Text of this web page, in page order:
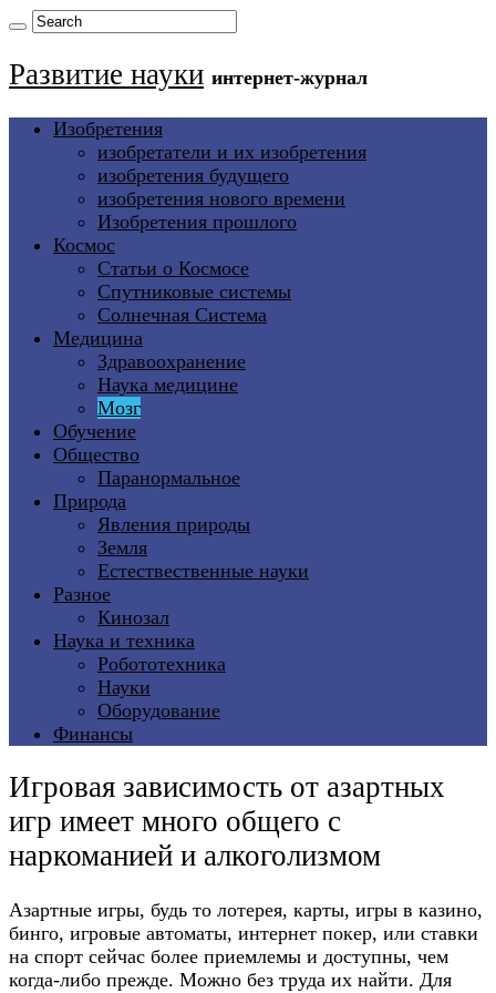
Развитие науки интернет-журнал
Изобретения
изобретатели и их изобретения
изобретения будущего
изобретения нового времени
Изобретения прошлого
Космос
Статьи о Космосе
Спутниковые системы
Солнечная Система
Медицина
Здравоохранение
Наука медицине
Мозг
Обучение
Общество
Паранормальное
Природа
Явления природы
Земля
Естествественные науки
Разное
Кинозал
Наука и техника
Робототехника
Науки
Оборудование
Финансы
Игровая зависимость от азартных
игр имеет много общего с
наркоманией и алкоголизмом
Азартные игры, будь то лотерея, карты, игры в казино,
бинго, игровые автоматы, интернет покер, или ставки
на спорт сейчас более приемлемы и доступны, чем
когда-либо прежде. Можно без труда их найти. Для